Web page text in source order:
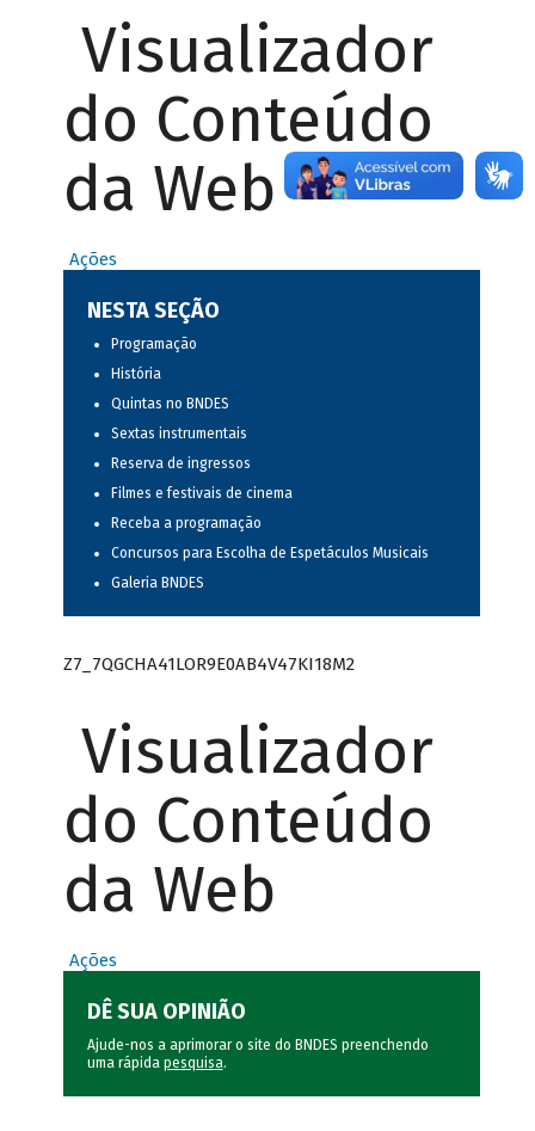
Visualizador
do Conteúdo
da Web
Ações
NESTA SEÇÃO
Programação
História
Quintas no BNDES
Sextas instrumentais
Reserva de ingressos
Filmes e festivais de cinema
Receba a programação
Concursos para Escolha de Espetáculos Musicais
Galeria BNDES
Z7_7QGCHA41LOR9E0AB4V47KI18M2
Visualizador
do Conteúdo
da Web
Ações
DÊ SUA OPINIÃO
Ajude-nos a aprimorar o site do BNDES preenchendo
uma rápida pesquisa.